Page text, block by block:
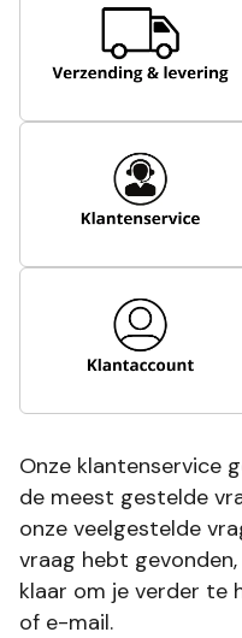
Onze klantenservice
de meest gestelde
onze veelgestelde
vraag hebt
klaar om je verder te
of e-mail.